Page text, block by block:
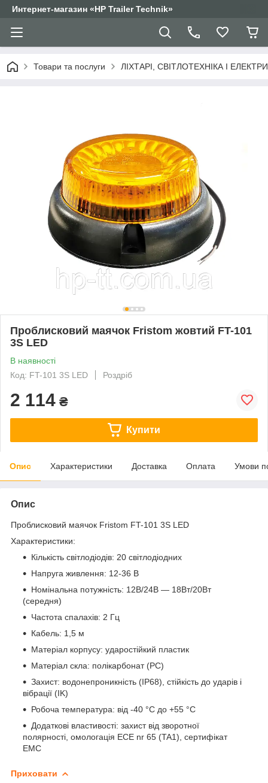
Интернет-магазин «HP Trailer Technik»
Товари та послуги ЛІХТАРІ, СВІТЛОТЕХНІКА І
Проблисковий маячок Fristom жовтий FT-101
3S LED
В наявності
Код: FT-101 3S LED
Роздріб
2 114 ₴
Купити
Опис Характеристики Доставка Оплата Умови
Опис
Проблисковий маячок Fristom FT-101 3S LED
Характеристики:
Кількість світлодіодів: 20 світлодіодних
Напруга живлення: 12-36 В
Номінальна потужність: 12В/24В — 18Вт/20Вт
(середня)
Частота спалахів: 2 Гц
Кабель: 1,5 м
Матеріал корпусу: ударостійкий пластик
Матеріал скла: полікарбонат (PC)
Захист: водонепроникність (IP68), стійкість до ударів і
вібрації (IK)
Робоча температура: від -40 °C до +55 °C
Додаткові властивості: захист від зворотної
полярності, омологація ECE nr 65 (TA1), сертифікат
EMC
Приховати